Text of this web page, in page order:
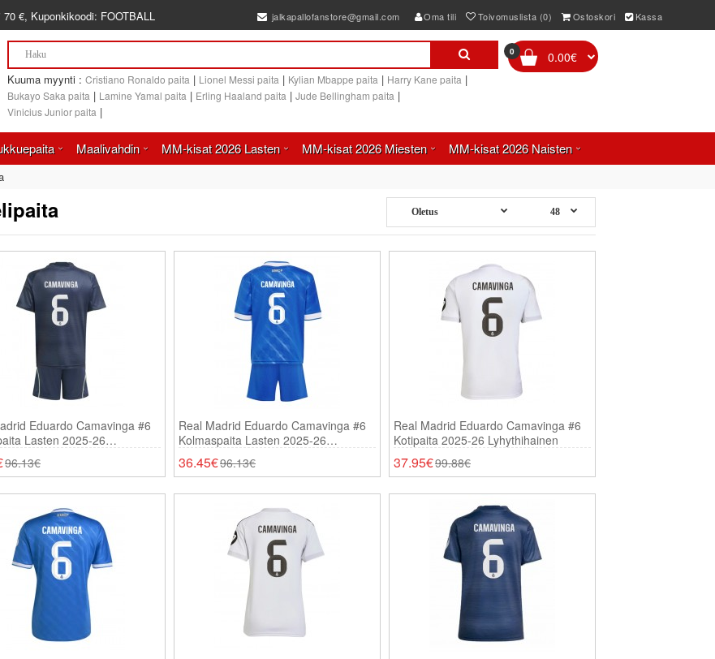
70 €, Kuponkikoodi: FOOTBALL jalkapallofanstore@gmail.com Oma tili Toivomuslista (0) Ostoskori Kassa
Kuuma myynti : Cristiano Ronaldo paita | Lionel Messi paita | Kylian Mbappe paita | Harry Kane paita |
Bukayo Saka paita | Lamine Yamal paita | Erling Haaland paita | Jude Bellingham paita |
Vinicius Junior paita |
0 0.00€
Maalivahdin MM-kisat 2026 Lasten MM-kisat 2026 Miesten MM-kisat 2026 Naisten
Eduardo Camavinga #6
Lasten 2025-26
(+ Shortsit)
96.13€
Real Madrid Eduardo Camavinga #6
Kolmaspaita Lasten 2025-26
Lyhythihainen (+ Shortsit)
36.45€96.13€
Real Madrid Eduardo Camavinga #6
Kotipaita 2025-26 Lyhythihainen
37.95€99.88€